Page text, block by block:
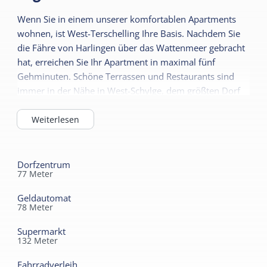
Bettdecken
Draußen
Abschließbarer
Fahrradschuppen
Wenn Sie in einem unserer komfortablen Apartments
wohnen, ist West-Terschelling Ihre Basis. Nachdem Sie
die Fähre von Harlingen über das Wattenmeer gebracht
hat, erreichen Sie Ihr Apartment in maximal fünf
Gehminuten. Schöne Terrassen und Restaurants sind
immer in der Nähe in West-Schylge, dem größten Dorf
Brandaris-Leuchtturm, der seit 1594 über Terschelling
Hochzeitslocation dient? In West sollten Sie auf keinen
Fall einen Besuch im Museum 't Behoudt Huys
Kultur, Seefahrt und das Leben des berühmtesten
alten Teil von West-Terschelling, nur wenige
Weiterlesen
Dorfzentrum
77 Meter
Geldautomat
78 Meter
Supermarkt
132 Meter